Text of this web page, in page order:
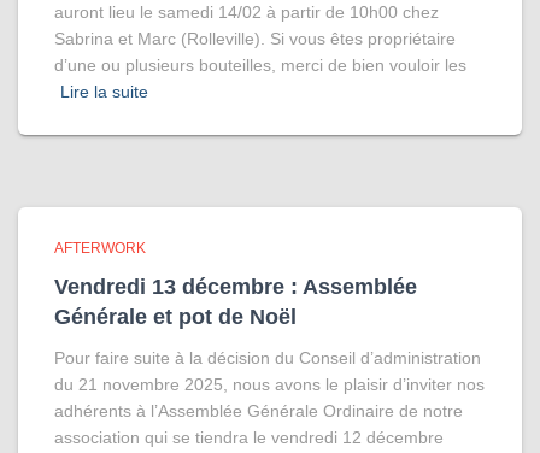
auront lieu le samedi 14/02 à partir de 10h00 chez
Sabrina et Marc (Rolleville). Si vous êtes propriétaire
d’une ou plusieurs bouteilles, merci de bien vouloir les
Lire la suite
AFTERWORK
Vendredi 13 décembre : Assemblée
Générale et pot de Noël
Pour faire suite à la décision du Conseil d’administration
du 21 novembre 2025, nous avons le plaisir d’inviter nos
adhérents à l’Assemblée Générale Ordinaire de notre
association qui se tiendra le vendredi 12 décembre